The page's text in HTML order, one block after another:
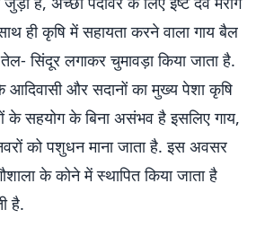
ही कृषि में सहायता करने वाला गाय बैल
सिंदूर लगाकर चुमावड़ा किया जाता है.
और सदानों का मुख्य पेशा कृषि
के सहयोग के बिना असंभव है इसलिए गाय,
को पशुधन माना जाता है. इस अवसर
के कोने में स्थापित किया जाता है
है.